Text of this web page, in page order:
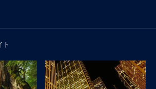
ト